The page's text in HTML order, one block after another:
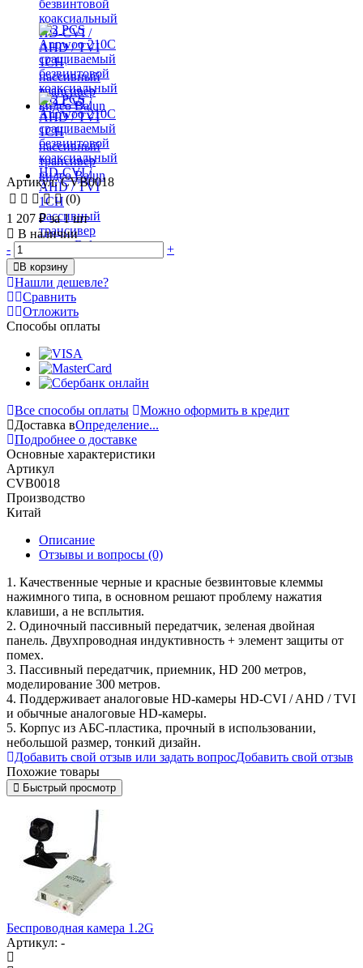
Артикул: CVB0018
(0)
1 207 ₽за 1 шт
В наличии
-
+
В корзину
Нашли дешевле?
Сравнить
Отложить
Способы оплаты
Все способы оплаты
Можно оформить в кредит
Доставка вОпределение...
Подробнее о доставке
Основные характеристики
Артикул
CVB0018
Производство
Китай
Описание
Отзывы и вопросы (0)
1. Качественные черные и красные безвинтовые клеммы
нажимного типа, в основном решают проблему нажатия
клавиши, а не всплытия.
2. Одиночный пассивный передатчик, зеленая двойная
панель. Двухпроводная индуктивность + элемент защиты от
помех.
3. Пассивный передатчик, приемник, HD 200 метров,
моделирование 300 метров.
4. Поддерживает аналоговые HD-камеры HD-CVI / AHD / TVI
и обычные аналоговые HD-камеры.
5. Корпус из АБС-пластика, прочный в использовании,
небольшой размер, тонкий дизайн.
Добавить свой отзыв или задать вопросДобавить свой отзыв
Похожие товары
Быстрый просмотр
Беспроводная камера 1.2G
Артикул: -